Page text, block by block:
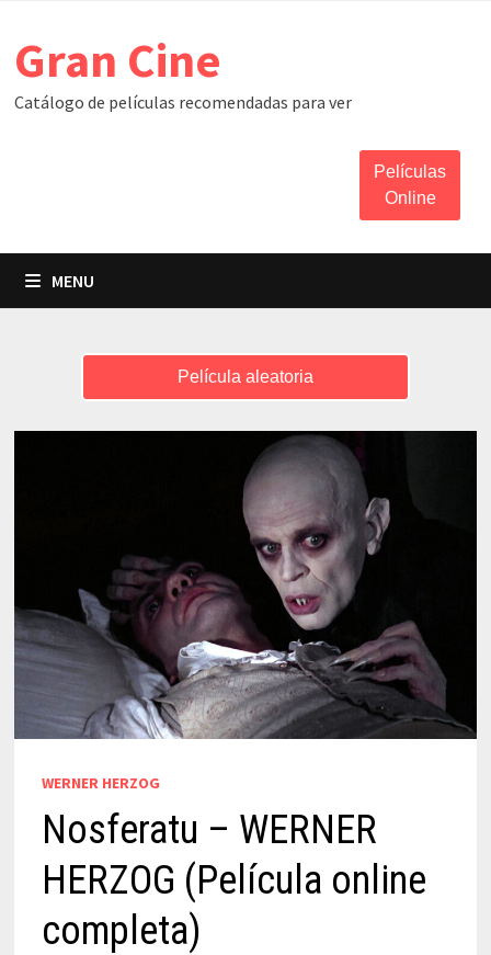
content
Gran Cine
Catálogo de películas recomendadas para ver
Películas
Online
MENU
Película aleatoria
WERNER HERZOG
Nosferatu – WERNER
HERZOG (Película online
completa)